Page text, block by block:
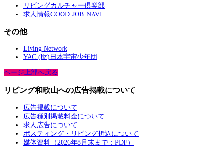
リビングカルチャー倶楽部
求人情報GOOD-JOB-NAVI
その他
Living Network
YAC (財)日本宇宙少年団
ページ上部へ戻る
リビング和歌山への広告掲載について
広告掲載について
広告種別掲載料金について
求人広告について
ポスティング・リビング折込について
媒体資料（2026年8月末まで：PDF）